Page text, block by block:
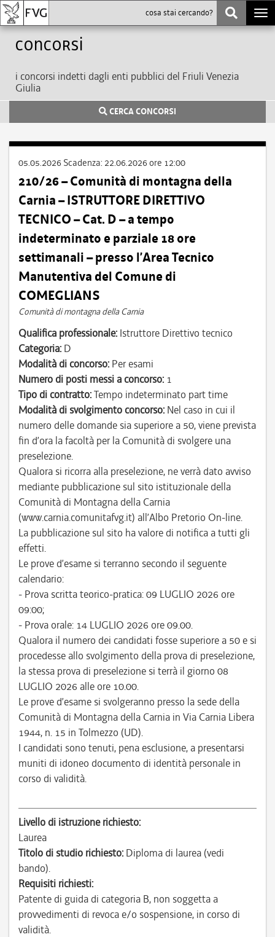
Concorsi
i concorsi indetti dagli enti pubblici del Friuli Venezia
Giulia
CERCA CONCORSI
05.05.2026 Scadenza: 22.06.2026 ore 12:00
210/26 – Comunità di montagna della
Carnia – ISTRUTTORE DIRETTIVO
TECNICO – Cat. D – a tempo
indeterminato e parziale 18 ore
settimanali – presso l’Area Tecnico
Manutentiva del Comune di
COMEGLIANS
Comunità di montagna della Carnia
Qualifica professionale: Istruttore Direttivo tecnico
Categoria: D
Modalità di concorso: Per esami
Numero di posti messi a concorso: 1
Tipo di contratto:Tempo indeterminato part time
Modalità di svolgimento concorso: Nel caso in cui il
numero delle domande sia superiore a 50, viene prevista
fin d’ora la facoltà per la Comunità di svolgere una
preselezione.
Qualora si ricorra alla preselezione, ne verrà dato avviso
mediante pubblicazione sul sito istituzionale della
Comunità di Montagna della Carnia
(www.carnia.comunitafvg.it) all’Albo Pretorio On-line.
La pubblicazione sul sito ha valore di notifica a tutti gli
effetti.
Le prove d’esame si terranno secondo il seguente
calendario:
- Prova scritta teorico-pratica: 09 LUGLIO 2026 ore
09:00;
- Prova orale: 14 LUGLIO 2026 ore 09.00.
Qualora il numero dei candidati fosse superiore a 50 e si
procedesse allo svolgimento della prova di preselezione,
la stessa prova di preselezione si terrà il giorno 08
LUGLIO 2026 alle ore 10.00.
Le prove d’esame si svolgeranno presso la sede della
Comunità di Montagna della Carnia in Via Carnia Libera
1944, n. 15 in Tolmezzo (UD).
I candidati sono tenuti, pena esclusione, a presentarsi
muniti di idoneo documento di identità personale in
corso di validità.
Livello di istruzione richiesto:
Laurea
Titolo di studio richiesto: Diploma di laurea (vedi
bando).
Requisiti richiesti:
Patente di guida di categoria B, non soggetta a
provvedimenti di revoca e/o sospensione, in corso di
validità.